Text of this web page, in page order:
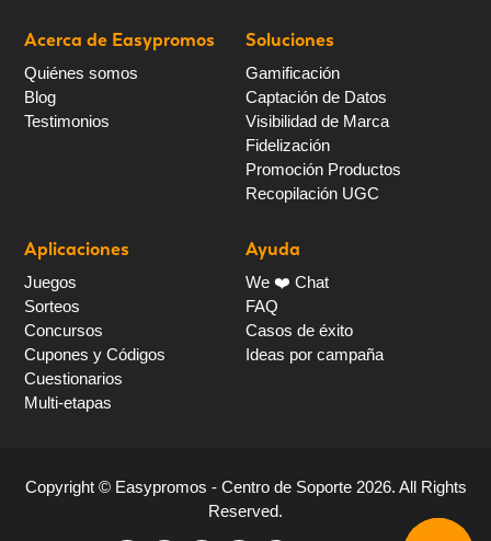
Acerca de Easypromos
Quiénes somos
Blog
Testimonios
Soluciones
Gamificación
Captación de Datos
Visibilidad de Marca
Fidelización
Promoción Productos
Recopilación UGC
Aplicaciones
Juegos
Sorteos
Concursos
Cupones y Códigos
Cuestionarios
Multi-etapas
Ayuda
We ❤️ Chat
FAQ
Casos de éxito
Ideas por campaña
Copyright © Easypromos - Centro de Soporte 2026. All Rights
Reserved.